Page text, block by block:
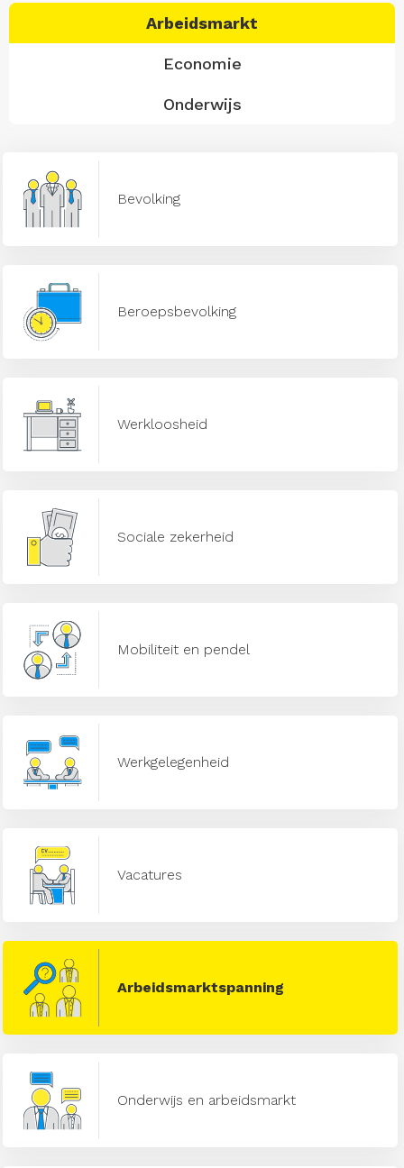
Arbeidsmarkt
Economie
Onderwijs
Bevolking
Beroepsbevolking
Werkloosheid
Sociale zekerheid
Mobiliteit en pendel
Werkgelegenheid
Vacatures
Arbeidsmarktspanning
Onderwijs en arbeidsmarkt